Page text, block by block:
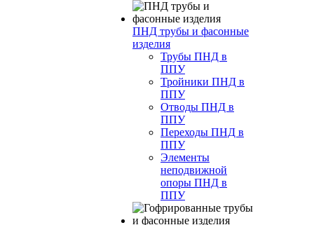
ПНД трубы и фасонные
изделия
Трубы ПНД в
ППУ
Тройники ПНД в
ППУ
Отводы ПНД в
ППУ
Переходы ПНД в
ППУ
Элементы
неподвижной
опоры ПНД в
ППУ